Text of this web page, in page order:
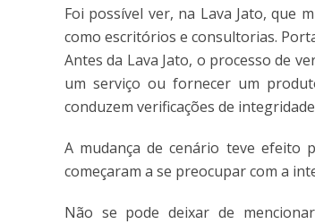
Foi possível ver, na Lava Jato, que
como escritórios e consultorias.
Antes da Lava Jato, o processo de
um serviço ou fornecer um
conduzem verificações de
A mudança de cenário teve efeito
começaram a se preocupar com a
Não se pode deixar de